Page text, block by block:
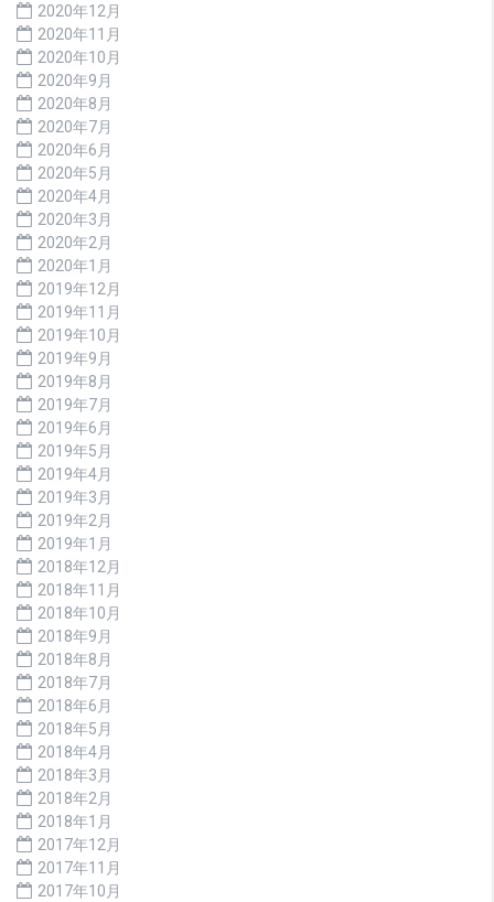
2020年12月
2020年11月
2020年10月
2020年9月
2020年8月
2020年7月
2020年6月
2020年5月
2020年4月
2020年3月
2020年2月
2020年1月
2019年12月
2019年11月
2019年10月
2019年9月
2019年8月
2019年7月
2019年6月
2019年5月
2019年4月
2019年3月
2019年2月
2019年1月
2018年12月
2018年11月
2018年10月
2018年9月
2018年8月
2018年7月
2018年6月
2018年5月
2018年4月
2018年3月
2018年2月
2018年1月
2017年12月
2017年11月
2017年10月